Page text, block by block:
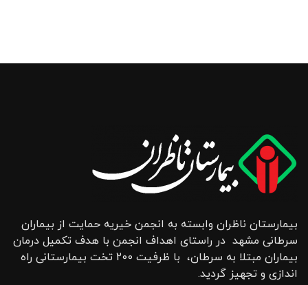
بیمارستان ناظران وابسته به انجمن خیریه حمایت از بیماران
سرطانی مشهد در راستای اهداف انجمن با هدف تکمیل درمان
بیماران مبتلا به سرطان، با ظرفیت 200 تخت بیمارستانی راه
اندازی و تجهیز گردید.